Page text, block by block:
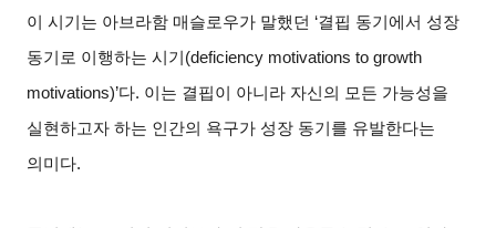
이 시기는 아브라함 매슬로우가 말했던 ‘결핍 동기에서 성장
동기로 이행하는 시기(deficiency motivations to growth
motivations)’다. 이는 결핍이 아니라 자신의 모든 가능성을
실현하고자 하는 인간의 욕구가 성장 동기를 유발한다는
의미다.